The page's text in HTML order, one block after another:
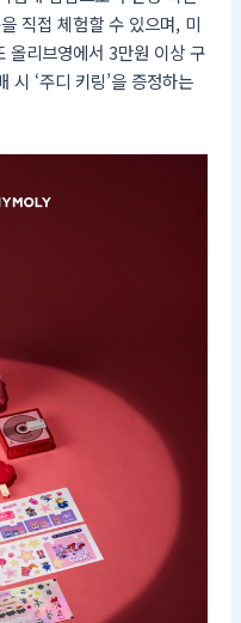
직접 체험할 수 있으며, 미
올리브영에서 3만원 이상 구
시 ‘주디 키링’을 증정하는